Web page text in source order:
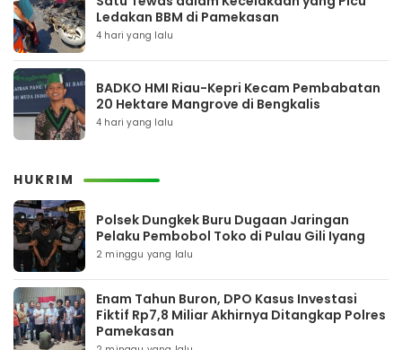
Ledakan BBM di Pamekasan
4 hari yang lalu
BADKO HMI Riau-Kepri Kecam Pembabatan
20 Hektare Mangrove di Bengkalis
4 hari yang lalu
HUKRIM
Polsek Dungkek Buru Dugaan Jaringan
Pelaku Pembobol Toko di Pulau Gili Iyang
2 minggu yang lalu
Enam Tahun Buron, DPO Kasus Investasi
Fiktif Rp7,8 Miliar Akhirnya Ditangkap Polres
Pamekasan